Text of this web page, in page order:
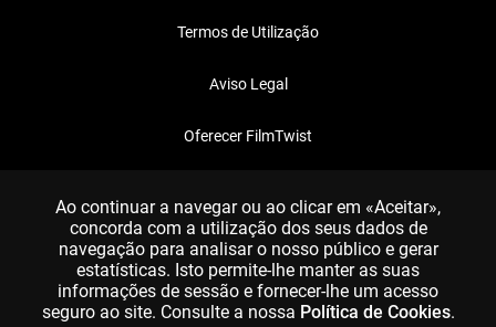
Termos de Utilização
Aviso Legal
Oferecer FilmTwist
Ao continuar a navegar ou ao clicar em «Aceitar»,
concorda com a utilização dos seus dados de
navegação para analisar o nosso público e gerar
estatísticas. Isto permite-lhe manter as suas
informações de sessão e fornecer-lhe um acesso
seguro ao site. Consulte a nossa Política de Cookies.